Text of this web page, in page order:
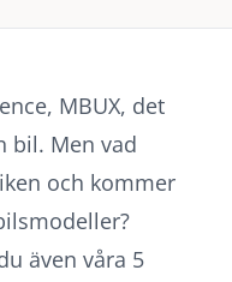
MBUX, det
bil. Men vad
och kommer
även våra 5